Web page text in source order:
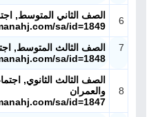
6
الصف الثاني المتوسط,
sa/id=1849
7
الصف الثالث المتوسط,
sa/id=1848
8
الصف الثالث الثانوي,
والعمران
sa/id=1847